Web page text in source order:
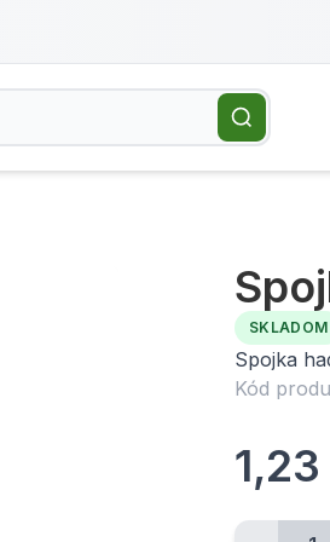
SKLADOM
Spojka
Kód